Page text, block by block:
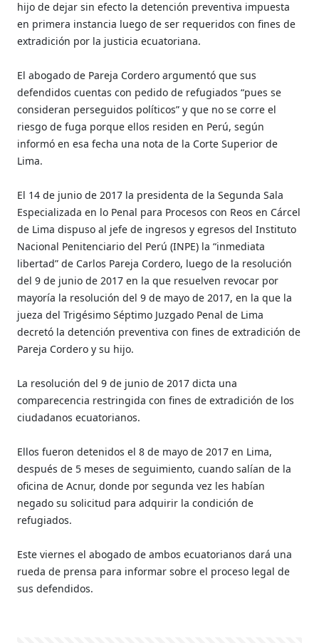
hijo de dejar sin efecto la detención preventiva impuesta
en primera instancia luego de ser requeridos con fines de
extradición por la justicia ecuatoriana.
El abogado de Pareja Cordero argumentó que sus
defendidos cuentas con pedido de refugiados “pues se
consideran perseguidos políticos” y que no se corre el
riesgo de fuga porque ellos residen en Perú, según
informó en esa fecha una nota de la Corte Superior de
Lima.
El 14 de junio de 2017 la presidenta de la Segunda Sala
Especializada en lo Penal para Procesos con Reos en Cárcel
de Lima dispuso al jefe de ingresos y egresos del Instituto
Nacional Penitenciario del Perú (INPE) la “inmediata
libertad” de Carlos Pareja Cordero, luego de la resolución
del 9 de junio de 2017 en la que resuelven revocar por
mayoría la resolución del 9 de mayo de 2017, en la que la
jueza del Trigésimo Séptimo Juzgado Penal de Lima
decretó la detención preventiva con fines de extradición de
Pareja Cordero y su hijo.
La resolución del 9 de junio de 2017 dicta una
comparecencia restringida con fines de extradición de los
ciudadanos ecuatorianos.
Ellos fueron detenidos el 8 de mayo de 2017 en Lima,
después de 5 meses de seguimiento, cuando salían de la
oficina de Acnur, donde por segunda vez les habían
negado su solicitud para adquirir la condición de
refugiados.
Este viernes el abogado de ambos ecuatorianos dará una
rueda de prensa para informar sobre el proceso legal de
sus defendidos.